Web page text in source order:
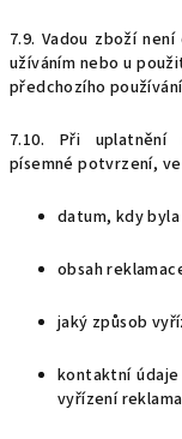
7.9. Vadou zboží
užíváním nebo u
předchozího
7.10. Při uplatnění
písemné potvrzení,
datum, kdy
obsah
jaký způsob
kontaktní
vyřízení